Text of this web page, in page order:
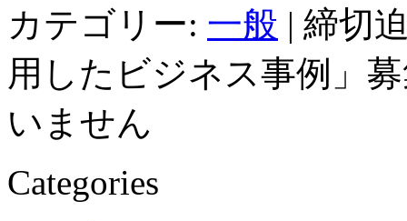
カテゴリー: 一般 | 締切
用したビジネス事例」
いません
Categories